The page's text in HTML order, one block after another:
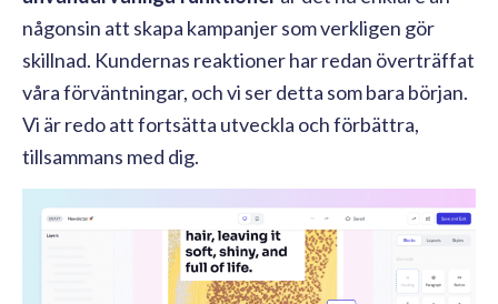
någonsin att skapa kampanjer som verkligen gör
skillnad. Kundernas reaktioner har redan överträffat
våra förväntningar, och vi ser detta som bara början.
Vi är redo att fortsätta utveckla och förbättra,
tillsammans med dig.